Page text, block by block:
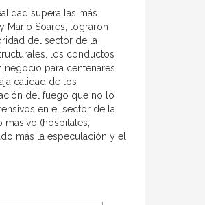
supera las más
Mario Soares, lograron
del sector de la
los conductos
para centenares
calidad de los
del fuego que no lo
en el sector de la
(hospitales,
más la especulación y el